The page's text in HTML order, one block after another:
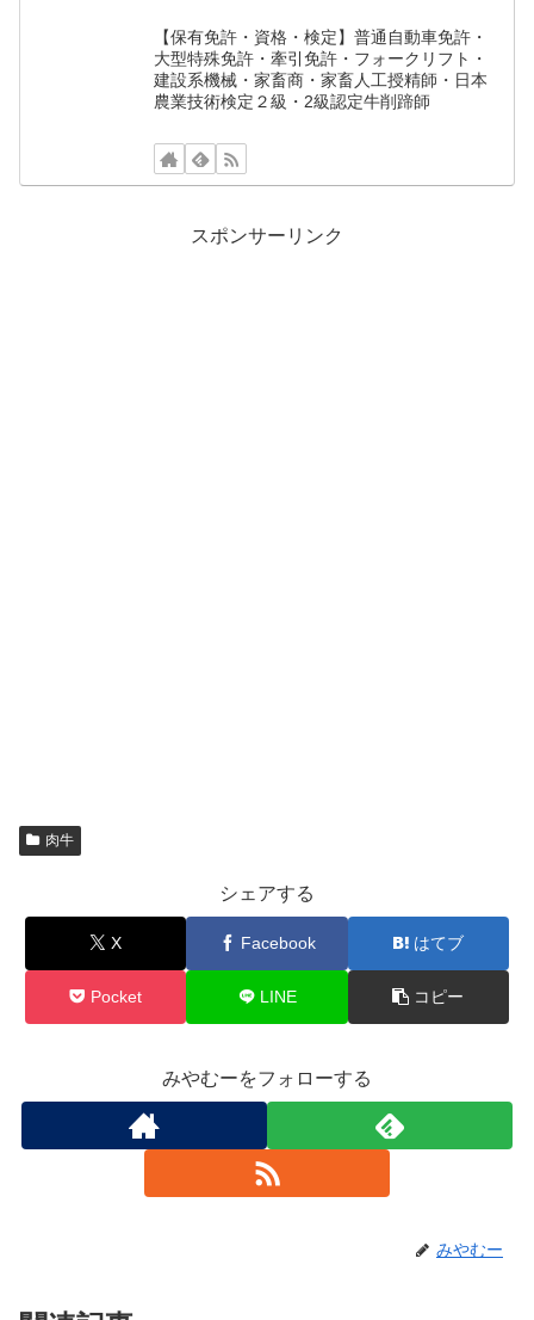
【保有免許・資格・検定】普通自動車免許・
大型特殊免許・牽引免許・フォークリフト・
建設系機械・家畜商・家畜人工授精師・日本
農業技術検定２級・2級認定牛削蹄師
スポンサーリンク
肉牛
シェアする
X Facebook はてブ
Pocket LINE コピー
みやむーをフォローする
みやむー